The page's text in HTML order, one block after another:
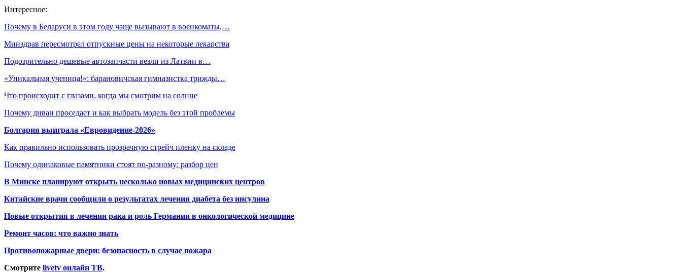
Интересное:
Почему в Беларуси в этом году чаще вызывают в военкоматы,…
Минздрав пересмотрел отпускные цены на некоторые лекарства
Подозрительно дешевые автозапчасти везли из Латвии в…
«Уникальная ученица!»: барановичская гимназистка трижды…
Что происходит с глазами, когда мы смотрим на солнце
Почему диван проседает и как выбрать модель без этой проблемы
Болгария выиграла «Евровидение-2026»
Как правильно использовать прозрачную стрейч пленку на складе
Почему одинаковые памятники стоят по-разному: разбор цен
В Минске планируют открыть несколько новых медицинских центров
Китайские врачи сообщили о результатах лечения диабета без инсулина
Новые открытия в лечении рака и роль Германии в онкологической медицине
Ремонт часов: что важно знать
Противопожарные двери: безопасность в случае пожара
Смотрите livetv онлайн ТВ.